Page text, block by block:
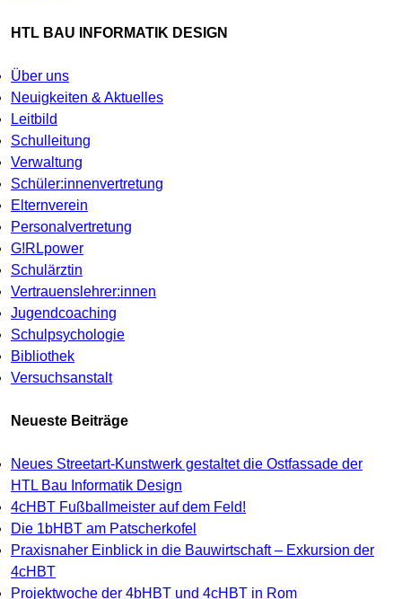
HTL BAU INFORMATIK DESIGN
Über uns
Neuigkeiten & Aktuelles
Leitbild
Schulleitung
Verwaltung
Schüler:innenvertretung
Elternverein
Personalvertretung
G!RLpower
Schulärztin
Vertrauenslehrer:innen
Jugendcoaching
Schulpsychologie
Bibliothek
Versuchsanstalt
Neueste Beiträge
Neues Streetart-Kunstwerk gestaltet die Ostfassade der
HTL Bau Informatik Design
4cHBT Fußballmeister auf dem Feld!
Die 1bHBT am Patscherkofel
Praxisnaher Einblick in die Bauwirtschaft – Exkursion der
4cHBT
Projektwoche der 4bHBT und 4cHBT in Rom